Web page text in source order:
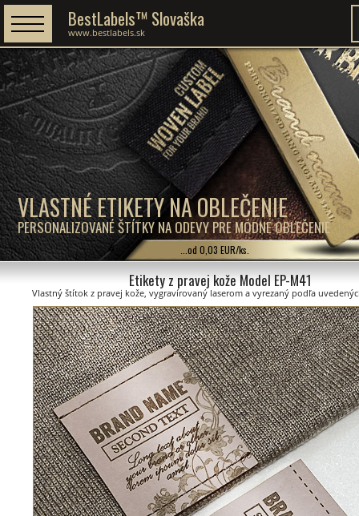
VLASTNÉ ETIKETY NA OBLEČENIE
PERSONALIZOVANÉ ŠTÍTKY NA ODEVY PRE MÓDNE OBLEČENIE
BestLabels™ Slovaška
www.bestlabels.sk
...od 0,03 EUR/ks.
Etikety z pravej kože Model EP-M41
Vlastný štítok z pravej kože, vygravírovaný laserom a vyrezaný podľa